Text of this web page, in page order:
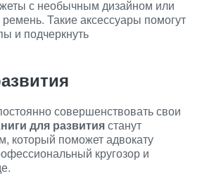
с необычным дизайном или
Такие аксессуары помогут
и подчеркнуть
совершенствовать свои
для развитиястанут
который поможет адвокату
кругозор и